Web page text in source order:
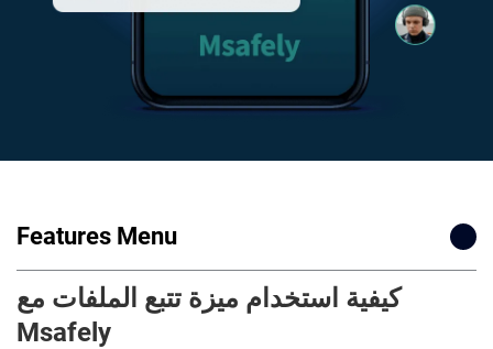
Features Menu
كيفية استخدام ميزة تتبع الملفات مع
Msafely